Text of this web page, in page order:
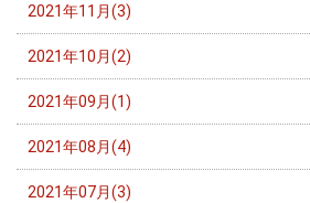
2021年11月(3)
2021年10月(2)
2021年09月(1)
2021年08月(4)
2021年07月(3)